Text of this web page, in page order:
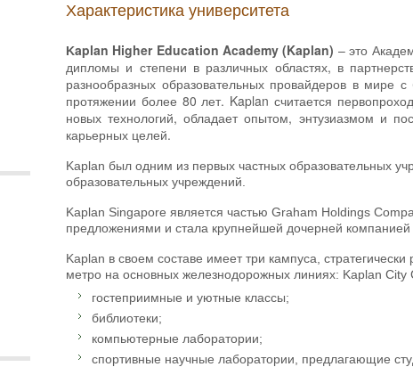
Характеристика университета
Kaplan Higher Education Academy (Kaplan) – это
дипломы и степени в различных областях, в
разнообразных образовательных провайдеров в
протяжении более 80 лет. Kaplan считается
новых технологий, обладает опытом, энтузиазмом и
карьерных целей.
Kaplan был одним из первых частных образовательных
образовательных учреждений.
Kaplan Singapore является частью Graham Holdings
предложениями и стала крупнейшей дочерней компанией
Kaplan в своем составе имеет три кампуса,
метро на основных железнодорожных линиях: Kaplan
гостеприимные и уютные классы;
библиотеки;
компьютерные лаборатории;
спортивные научные лаборатории, предлагающие